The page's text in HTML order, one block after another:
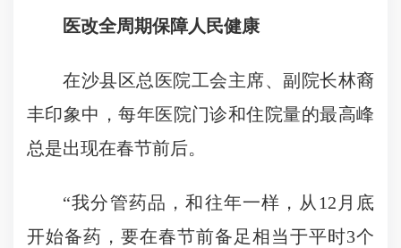
医改全周期保障人民健康
在沙县区总医院工会主席、副院长林裔
丰印象中，每年医院门诊和住院量的最高峰
总是出现在春节前后。
“我分管药品，和往年一样，从12月底
开始备药，要在春节前备足相当于平时3个